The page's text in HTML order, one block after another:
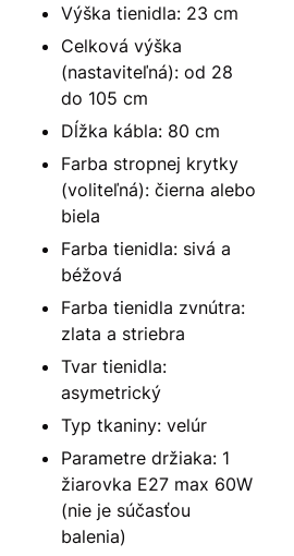
Výška tienidla: 23 cm
Celková výška
(nastaviteľná): od 28
do 105 cm
Dĺžka kábla: 80 cm
Farba stropnej krytky
(voliteľná): čierna alebo
biela
Farba tienidla: sivá a
béžová
Farba tienidla zvnútra:
zlata a striebra
Tvar tienidla:
asymetrický
Typ tkaniny: velúr
Parametre držiaka: 1
žiarovka E27 max 60W
(nie je súčasťou
balenia)